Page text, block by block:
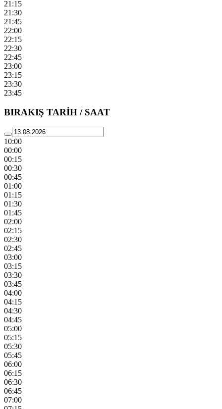
21:15
21:30
21:45
22:00
22:15
22:30
22:45
23:00
23:15
23:30
23:45
BIRAKIŞ TARİH / SAAT
10:00
00:00
00:15
00:30
00:45
01:00
01:15
01:30
01:45
02:00
02:15
02:30
02:45
03:00
03:15
03:30
03:45
04:00
04:15
04:30
04:45
05:00
05:15
05:30
05:45
06:00
06:15
06:30
06:45
07:00